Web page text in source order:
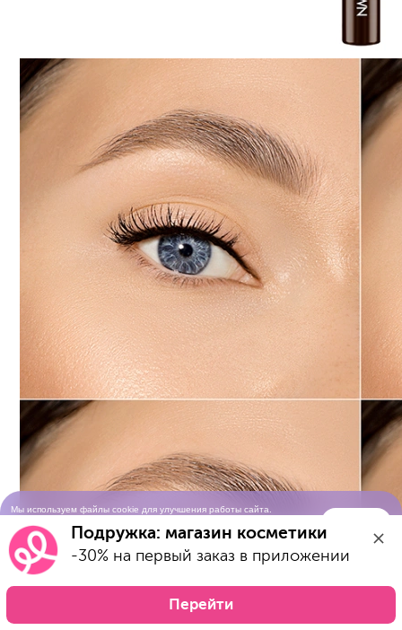
Мы используем файлы cookie для улучшения работы сайта.
использования cookie-файловПодружка: магазин косметики
-30% на первый заказ в приложении
Перейти